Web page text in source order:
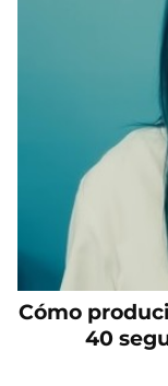
Cómo
40